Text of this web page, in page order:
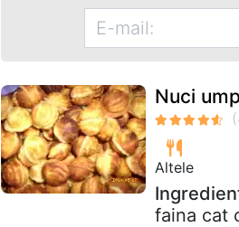
Nuci
Altele
faina cat